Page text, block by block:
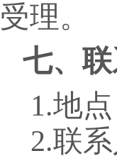
受理。
七、联
1.地点
2.联系